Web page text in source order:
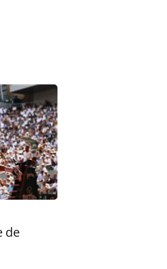
2015/04/grupo-brt-
ou as ferramentas
Editora é protegido pela
o conteúdo sem
de